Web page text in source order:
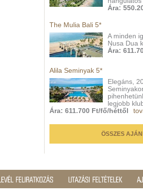
Ára:
The Mulia Bali 5*
A minden
Nusa Dua
Ára:
Alila Seminyak 5*
Elegáns,
legjobb
Ára: 611.700 Ft/fő/héttől
ÖSSZES